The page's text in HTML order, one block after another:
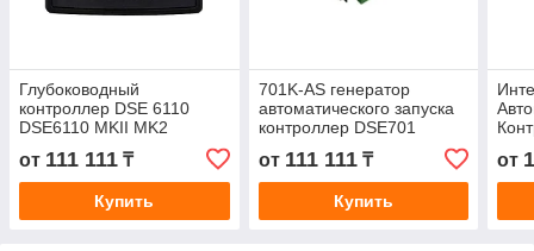
Глубоководный
контроллер DSE 6110
DSE6110 MKII MK2
от 111 111 ₸
Купить
701K-AS генератор
автоматического запуска
контроллер DSE701
от 111 111₸
Купить
от